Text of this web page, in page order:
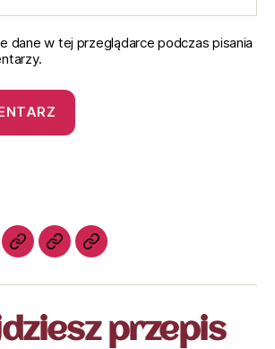
dane w tej przeglądarce podczas pisania
przepis